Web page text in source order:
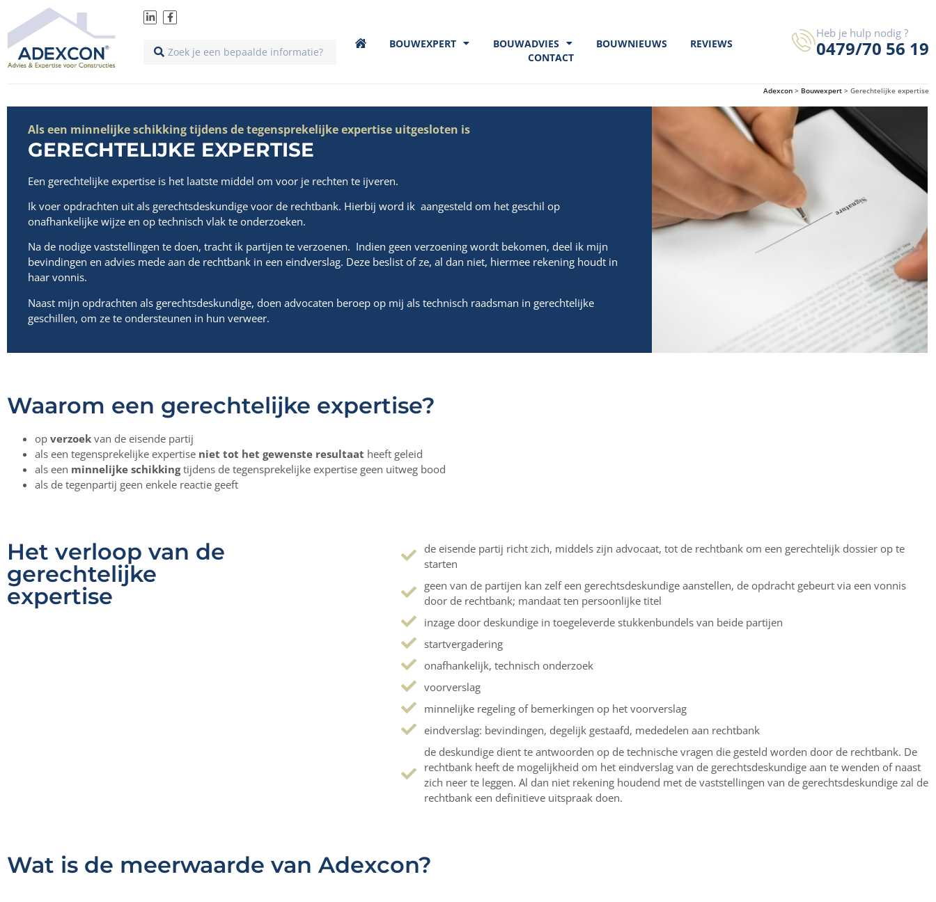
BOUWEXPERT BOUWADVIES BOUWNIEUWS
REVIEWS
CONTACT
Heb je hulp nodig ?
0479/70 56 19
Adexcon > Bouwexpert > Gerechtelijke expertise
Als een minnelijke schikking tijdens de tegensprekelijke expertise uitgesloten is
GERECHTELIJKE EXPERTISE
Een gerechtelijke expertise is het laatste middel om voor je rechten te ijveren.
Ik voer opdrachten uit als gerechtsdeskundige voor de rechtbank. Hierbij word ik aangesteld om het geschil op
onafhankelijke wijze en op technisch vlak te onderzoeken.
Na de nodige vaststellingen te doen, tracht ik partijen te verzoenen. Indien geen verzoening wordt bekomen, deel ik mijn
bevindingen en advies mede aan de rechtbank in een eindverslag. Deze beslist of ze, al dan niet, hiermee rekening houdt in
haar vonnis.
Naast mijn opdrachten als gerechtsdeskundige, doen advocaten beroep op mij als technisch raadsman in gerechtelijke
geschillen, om ze te ondersteunen in hun verweer.
Waarom een gerechtelijke expertise?
op verzoek van de eisende partij
als een tegensprekelijke expertise niet tot het gewenste resultaat heeft geleid
als een minnelijke schikkingtijdens de tegensprekelijke expertise geen uitweg bood
als de tegenpartij geen enkele reactie geeft
Het verloop van de
gerechtelijke
expertise
de eisende partij richt zich, middels zijn advocaat, tot de rechtbank om een gerechtelijk dossier op te
starten
geen van de partijen kan zelf een gerechtsdeskundige aanstellen, de opdracht gebeurt via een vonnis
door de rechtbank; mandaat ten persoonlijke titel
inzage door deskundige in toegeleverde stukkenbundels van beide partijen
startvergadering
onafhankelijk, technisch onderzoek
voorverslag
minnelijke regeling of bemerkingen op het voorverslag
eindverslag: bevindingen, degelijk gestaafd, mededelen aan rechtbank
de deskundige dient te antwoorden op de technische vragen die gesteld worden door de rechtbank. De
rechtbank heeft de mogelijkheid om het eindverslag van de gerechtsdeskundige aan te wenden of naast
zich neer te leggen. Al dan niet rekening houdend met de vaststellingen van de gerechtsdeskundige zal de
rechtbank een definitieve uitspraak doen.
Wat is de meerwaarde van Adexcon?